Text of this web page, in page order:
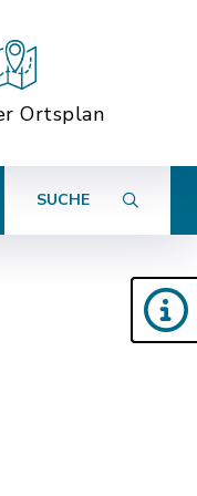
Ortsplan
SUCHE